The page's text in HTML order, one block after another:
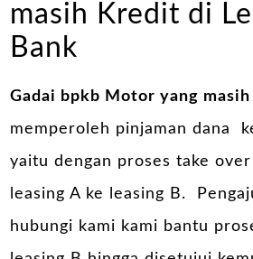
masih Kredit di
Bank
Gadai bpkb Motor yang
memperoleh pinjaman dana
yaitu dengan proses take
leasing A ke leasing B.
hubungi kami kami bantu